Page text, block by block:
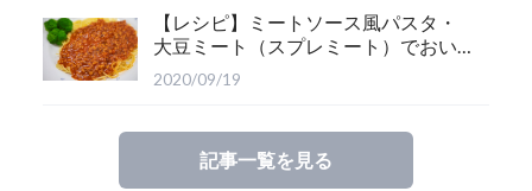
【レシピ】ミートソース風パスタ・
大豆ミート（スプレミート）でおい
しくヘルシー #大豆ミートレシピ
2020/09/19
記事一覧を見る